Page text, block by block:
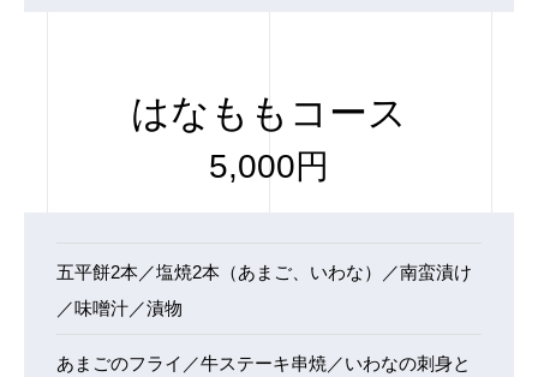
はなももコース
5,000円
五平餅2本／塩焼2本（あまご、いわな）／南蛮漬け
／味噌汁／漬物
あまごのフライ／牛ステーキ串焼／いわなの刺身と